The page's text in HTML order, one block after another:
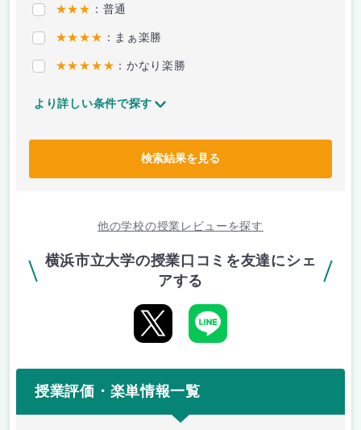
★★★ ：普通
★★★★ ：まぁ楽勝
★★★★★ ：かなり楽勝
より詳しい条件で探す
検索結果を見る
他の学校の授業レビューを探す
横浜市立大学の授業口コミを友達にシェ
アする
授業評価・楽単情報一覧